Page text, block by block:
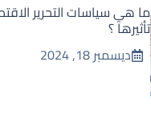
ما هي سياسات التحرير
تأثيرها ؟
ديسمبر 18, 2024